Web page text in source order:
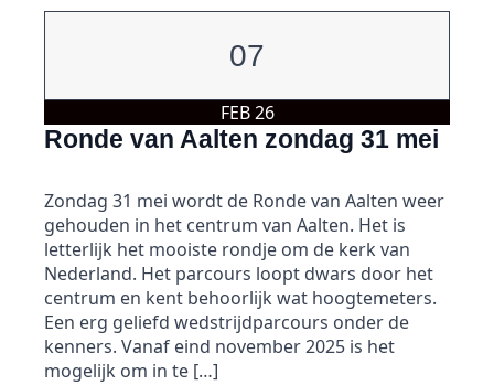
07
FEB 26
Ronde van Aalten zondag 31 mei
Zondag 31 mei wordt de Ronde van Aalten weer
gehouden in het centrum van Aalten. Het is
letterlijk het mooiste rondje om de kerk van
Nederland. Het parcours loopt dwars door het
centrum en kent behoorlijk wat hoogtemeters.
Een erg geliefd wedstrijdparcours onder de
kenners. Vanaf eind november 2025 is het
mogelijk om in te […]